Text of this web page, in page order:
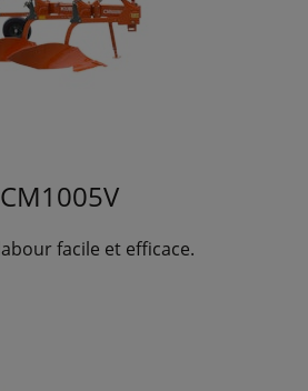
CM1005V
facile et efficace.